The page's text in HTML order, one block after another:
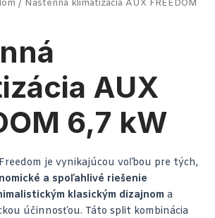
/ Nástenná klimatizácia AUX FREEDOM
AUX
6,7 kW
je vynikajúcou voľbou pre tých,
a spoľahlivé riešenie
klasickým dizajnom a
účinnosťou. Táto split kombinácia